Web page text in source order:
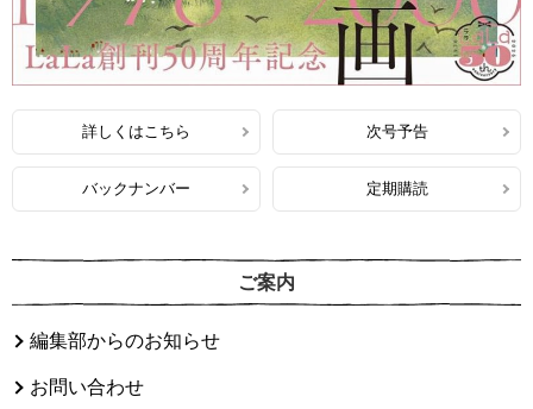
詳しくはこちら 次号予告
バックナンバー 定期購読
ご案内
編集部からのお知らせ
お問い合わせ